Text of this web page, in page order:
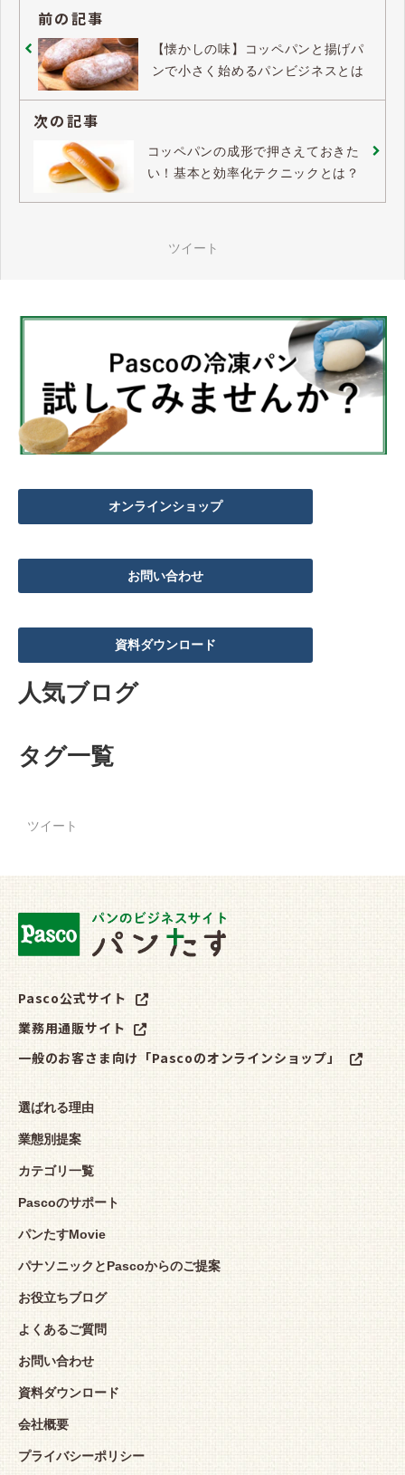
前の記事
【懐かしの味】コッペパンと揚げパ
ンで小さく始めるパンビジネスとは
次の記事
コッペパンの成形で押さえておきた
い！基本と効率化テクニックとは？
ツイート
オンラインショップ
お問い合わせ
資料ダウンロード
人気ブログ
タグ一覧
ツイート
Pasco公式サイト
業務用通販サイト
一般のお客さま向け「Pascoのオンラインショップ」
選ばれる理由
業態別提案
カテゴリ一覧
Pascoのサポート
パンたすMovie
パナソニックとPascoからのご提案
お役立ちブログ
よくあるご質問
お問い合わせ
資料ダウンロード
会社概要
プライバシーポリシー